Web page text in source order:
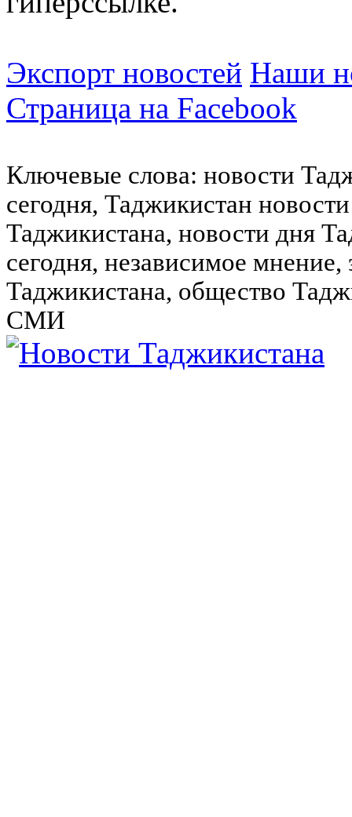
Экспорт новостей Наши
Страница на Facebook
Ключевые слова: новости
сегодня, Таджикистан
Таджикистана, новости дня
сегодня, независимое
Таджикистана, общество
СМИ